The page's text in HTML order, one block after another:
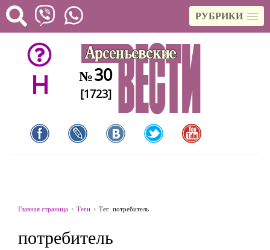
РУБРИКИ
H №30
[1723]
Главная страница Теги Тег: потребитель
потребитель